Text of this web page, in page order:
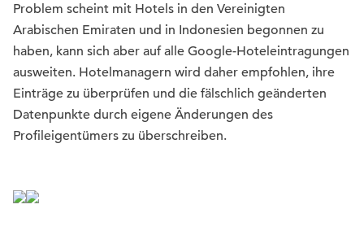
Problem scheint mit Hotels in den Vereinigten
Arabischen Emiraten und in Indonesien begonnen zu
haben, kann sich aber auf alle Google-Hoteleintragungen
ausweiten. Hotelmanagern wird daher empfohlen, ihre
Einträge zu überprüfen und die fälschlich geänderten
Datenpunkte durch eigene Änderungen des
Profileigentümers zu überschreiben.